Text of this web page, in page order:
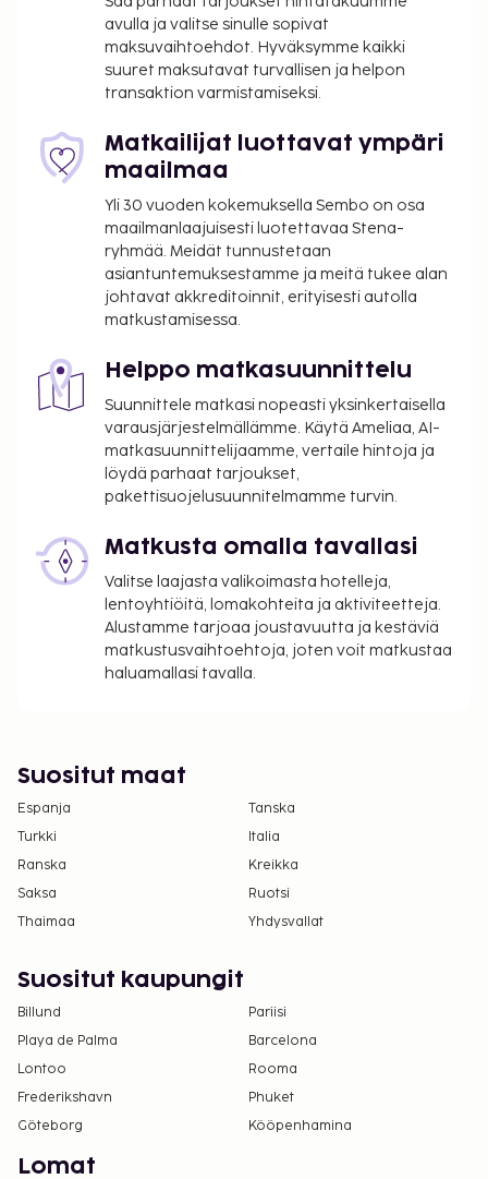
saatetaan soveltaa. Lisätietoja saat ottamalla
yhteyttä majoituspaikkaan
varausvahvistuksessa olevia tietoja käyttäen.
Kaupungin perimä vero: 1.11.–31.3. välisenä aikana
Kaupungin perimä vero: 1.4.–31.10. välisenä
aikana 2.00 EUR per majoitustila per yö
Siivousmaksu: 125 EUR per majoitustila per
yöpyminen
Tässä on mainittu kaikki majoituspaikan meille
ilmoittamat maksut.
Lemmikit: 50 EUR per lemmikki per yöpyminen
Avustajaeläimistä ei veloiteta lisämaksuja
Myöhäisestä sisäänkirjautumisesta veloitetaan
50 EUR:n suuruinen lisämaksu klo 23.30–7.00
Yllä oleva luettelo ei ehkä kata kaikkea. Maksut ja
takuumaksut eivät välttämättä sisällä veroja, ja ne
saattavat muuttua.
Kansallisten määräysten vuoksi käteismaksut
eivät voi ylittää 500 EUR:n suuruista summaa
tässä majoituspaikassa. Saat lisätietoja asiasta
ottamalla yhteyttä majoituspaikkaan
varausvahvistuksessa olevien tietojen avulla.
avulla ja valitse sinulle sopivat
maksuvaihtoehdot. Hyväksymme kaikki
suuret maksutavat turvallisen ja helpon
transaktion varmistamiseksi.
Matkailijat luottavat ympäri
maailmaa
Yli 30 vuoden kokemuksella Sembo on osa
maailmanlaajuisesti luotettavaa Stena-
ryhmää. Meidät tunnustetaan
asiantuntemuksestamme ja meitä tukee alan
johtavat akkreditoinnit, erityisesti autolla
matkustamisessa.
Helppo matkasuunnittelu
Suunnittele matkasi nopeasti yksinkertaisella
varausjärjestelmällämme. Käytä Ameliaa, AI-
matkasuunnittelijaamme, vertaile hintoja ja
löydä parhaat tarjoukset,
pakettisuojelusuunnitelmamme turvin.
Matkusta omalla tavallasi
Valitse laajasta valikoimasta hotelleja,
lentoyhtiöitä, lomakohteita ja aktiviteetteja.
Alustamme tarjoaa joustavuutta ja kestäviä
matkustusvaihtoehtoja, joten voit matkustaa
haluamallasi tavalla.
Suositut maat
Espanja
Tanska
Turkki
Italia
Ranska
Kreikka
Saksa
Ruotsi
Thaimaa
Yhdysvallat
Suositut kaupungit
Billund
Pariisi
Playa de Palma
Barcelona
Lontoo
Rooma
Frederikshavn
Phuket
Göteborg
Kööpenhamina
Lomat